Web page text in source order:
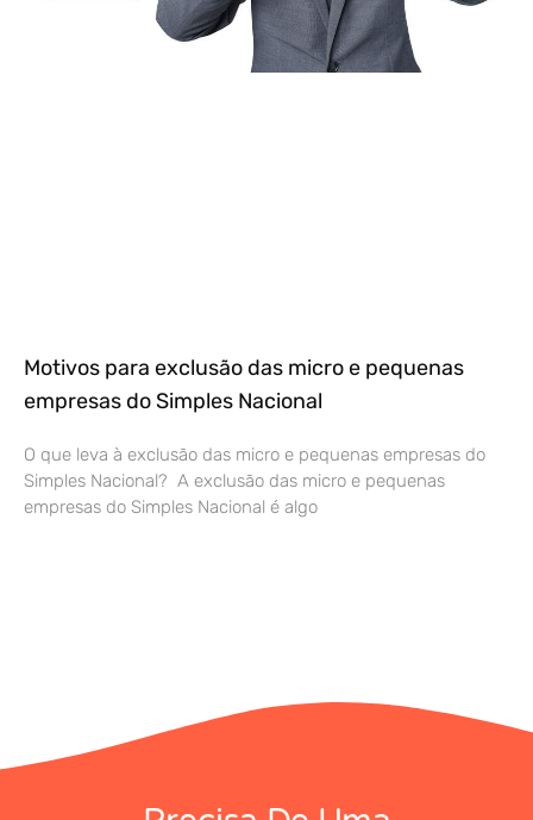
Motivos para exclusão das micro e pequenas
empresas do Simples Nacional
O que leva à exclusão das micro e pequenas empresas do
Simples Nacional? A exclusão das micro e pequenas
empresas do Simples Nacional é algo